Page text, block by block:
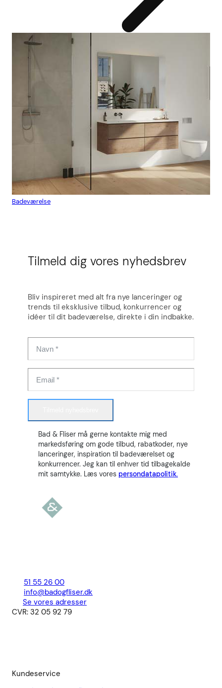
Badeværelse
Tilmeld dig vores nyhedsbrev
Bliv inspireret med alt fra nye lanceringer og
trends til eksklusive tilbud, konkurrencer og
idéer til dit badeværelse, direkte i din indbakke.
Bad & Fliser må gerne kontakte mig med
markedsføring om gode tilbud, rabatkoder, nye
lanceringer, inspiration til badeværelset og
konkurrencer. Jeg kan til enhver tid tilbagekalde
mit samtykke. Læs vores persondatapolitik.
51 55 26 00
info@badogfliser.dk
Se vores adresser
CVR: 32 05 92 79
Kundeservice